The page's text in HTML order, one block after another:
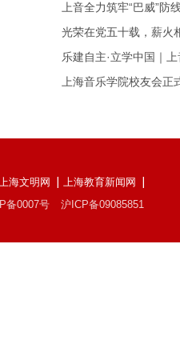
上音全力筑牢“巴威”防
光荣在党五十载，薪火
乐建自主·立学中国｜
上海音乐学院校友会正
海文明网
上海教育新闻网
备0007号
沪ICP备09085851